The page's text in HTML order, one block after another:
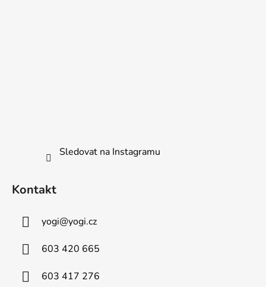
Sledovat na Instagramu
Kontakt
yogi@yogi.cz
603 420 665
603 417 276